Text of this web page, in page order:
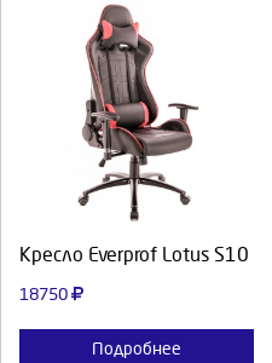
Кресло Everprof Lotus S10
18750
Подробнее
Выберите количество:
Продолжить